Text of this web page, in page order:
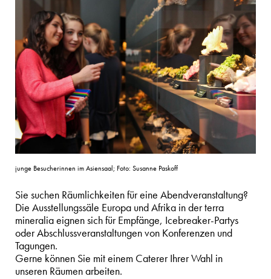
junge Besucherinnen im Asiensaal; Foto: Susanne Paskoff
Sie suchen Räumlichkeiten für eine Abendveranstaltung?
Die Ausstellungssäle Europa und Afrika in der terra
mineralia eignen sich für Empfänge, Icebreaker-Partys
oder Abschlussveranstaltungen von Konferenzen und
Tagungen.
Gerne können Sie mit einem Caterer Ihrer Wahl in
unseren Räumen arbeiten.